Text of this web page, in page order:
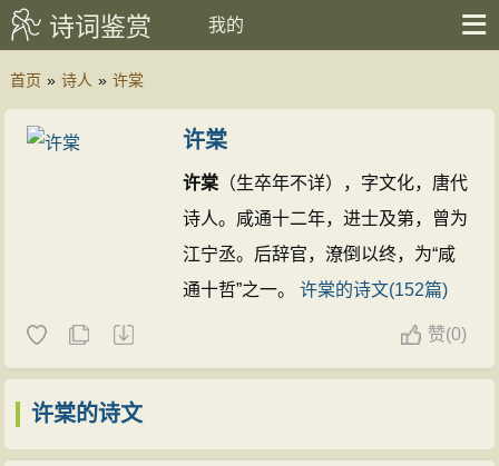
诗词鉴赏 我的
首页 » 诗人 » 许棠
许棠
许棠 （生卒年不详），字文化，唐代
诗人。咸通十二年，进士及第，曾为
江宁丞。后辞官，潦倒以终，为“咸
通十哲”之一。许棠的诗文(152篇)
赞(0)
许棠的诗文